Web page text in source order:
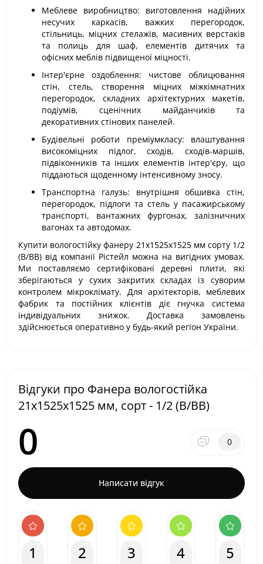
Меблеве виробництво: виготовлення надійних
несучих каркасів, важких перегородок,
стільниць, міцних стелажів, масивних верстаків
та полиць для шаф, елементів дитячих та
офісних меблів підвищеної міцності.
Інтер'єрне оздоблення: чистове облицювання
стін, стель, створення міцних міжкімнатних
перегородок, складних архітектурних макетів,
подіумів, сценічних майданчиків та
декоративних стінових панелей.
Будівельні роботи преміумкласу: влаштування
високоміцних підлог, сходів, сходів-маршів,
підвіконників та інших елементів інтер'єру, що
піддаються щоденному інтенсивному зносу.
Транспортна галузь: внутрішня обшивка стін,
перегородок, підлоги та стель у пасажирському
транспорті, вантажних фургонах, залізничних
вагонах та автодомах.
Купити вологостійку фанеру 21х1525х1525 мм сорту 1/2
(B/BB) від компанії Рістейл можна на вигідних умовах.
Ми поставляємо сертифіковані деревні плити, які
зберігаються у сухих закритих складах із суворим
контролем мікроклімату. Для архітекторів, меблевих
фабрик та постійних клієнтів діє гнучка система
індивідуальних знижок. Доставка замовлень
здійснюється оперативно у будь-який регіон України.
Відгуки про Фанера вологостійка
21х1525х1525 мм, сорт - 1/2 (В/ВВ)
0 0
Написати відгук
1 2 3 4 5